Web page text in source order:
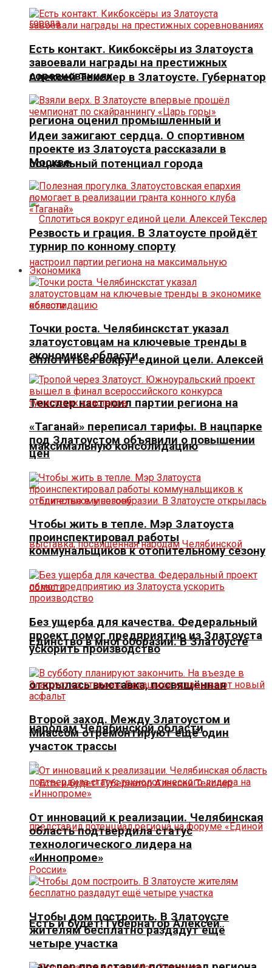
Алексей Текслер в Златоусте. Губернатор
региона оценил промышленный и
социальный потенциал города
Сплотиться вокруг единой цели. Алексей
Текслер настроил партии региона на
максимальную консолидацию
Единство в многообразии. В Златоусте
открылась выставка, посвящённая
народам Челябинской области
Есть и будет! Губернатор Алексей
Есть контакт. Кикбоксёры из Златоуста
завоевали награды на престижных
соревнованиях
Идеи зажигают сердца. О спортивном
проекте из Златоуста рассказали в
Москве
Резвость и грация. В Златоусте пройдёт
турнир по конному спорту
Экономика
Точки роста. Челябинскстат указал
златоустовцам на ключевые тренды в
экономике области
«Таганай» переписал тарифы. В нацпарке
под Златоустом объявили о повышении
цен
Чтобы жить в тепле. Мэр Златоуста
проинспектировал работы
коммунальщиков к отопительному сезону
Без ущерба для качества. Федеральный
проект помог предприятию из Златоуста
ускорить производство
Второй заход. Между Златоустом и
Миассом отремонтируют ещё один
участок трассы
От инноваций к реализации. Челябинская
область подтвердила статус
технологического лидера на
«Иннопроме»
Чтобы дом построить. В Златоусте
жителям бесплатно раздадут ещё
четыре участка